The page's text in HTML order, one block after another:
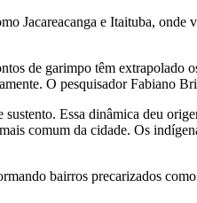
Jacareacanga e Itaituba,
de garimpo têm
O pesquisador Fabiano
Essa dinâmica deu
comum da cidade. Os
bairros precarizados